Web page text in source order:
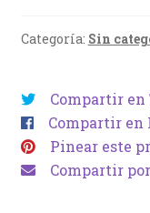
Categoría: Sin
Compartir
Compartir en
Pinear este
Compartir